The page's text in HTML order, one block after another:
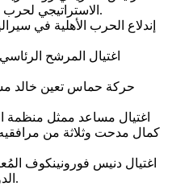
الاستراتيجي لحرب الكواكب بتكاليف تبلغ 44 مليار دولار.
كمال مدحت وثلاثة من
الدوما الأسبق في مدينة كييڤ بِأوكرانيا.